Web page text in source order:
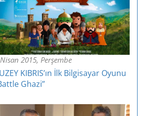
2015, Perşembe
KIBRIS’ın İlk Bilgisayar Oyunu
Ghazi”